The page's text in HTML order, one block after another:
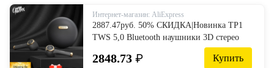
Интернет-магазин: AliExpress
2887.47руб. 50% СКИДКА|Новинка TP1
TWS 5,0 Bluetooth наушники 3D стерео
беспроводные наушники fone de ouvido
kulaklik наушники с двойным
2848.73 ₽ Купить